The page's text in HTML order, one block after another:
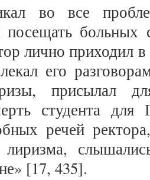
во все
посещать больных
лично приходил
его
присылал
студента
речей
лиризма,
[17, 435].